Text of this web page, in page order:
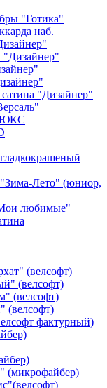
"Готика"
наб.
"Дизайнер"
"Дизайнер"
"Зима-Лето" (юниор,
любимые"
(велсофт)
(велсофт)
(велсофт)
(велсофт)
фактурный)
(микрофайбер)